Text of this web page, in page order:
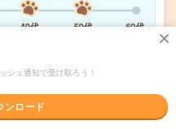
40代 50代
60代
見る
シュ通知で受け取ろう！
ンロード